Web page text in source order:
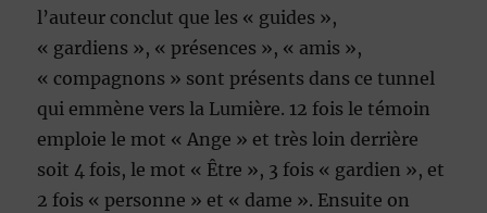
l’auteur conclut que les « guides »,
« gardiens », « présences », « amis »,
« compagnons » sont présents dans ce tunnel
qui emmène vers la Lumière. 12 fois le témoin
emploie le mot « Ange » et très loin derrière
soit 4 fois, le mot « Être », 3 fois « gardien », et
2 fois « personne » et « dame ». Ensuite on